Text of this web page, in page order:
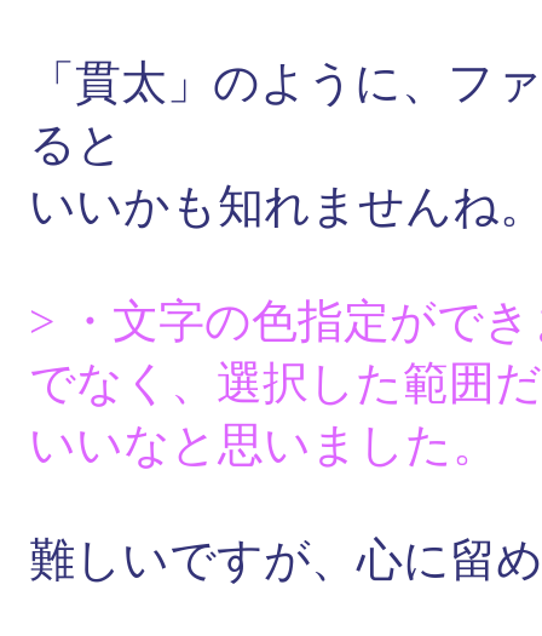
「貫太」のように、フ
ると
いいかも知れませんね
> ・文字の色指定がで
でなく、選択した範囲
いいなと思いました。
難しいですが、心に留